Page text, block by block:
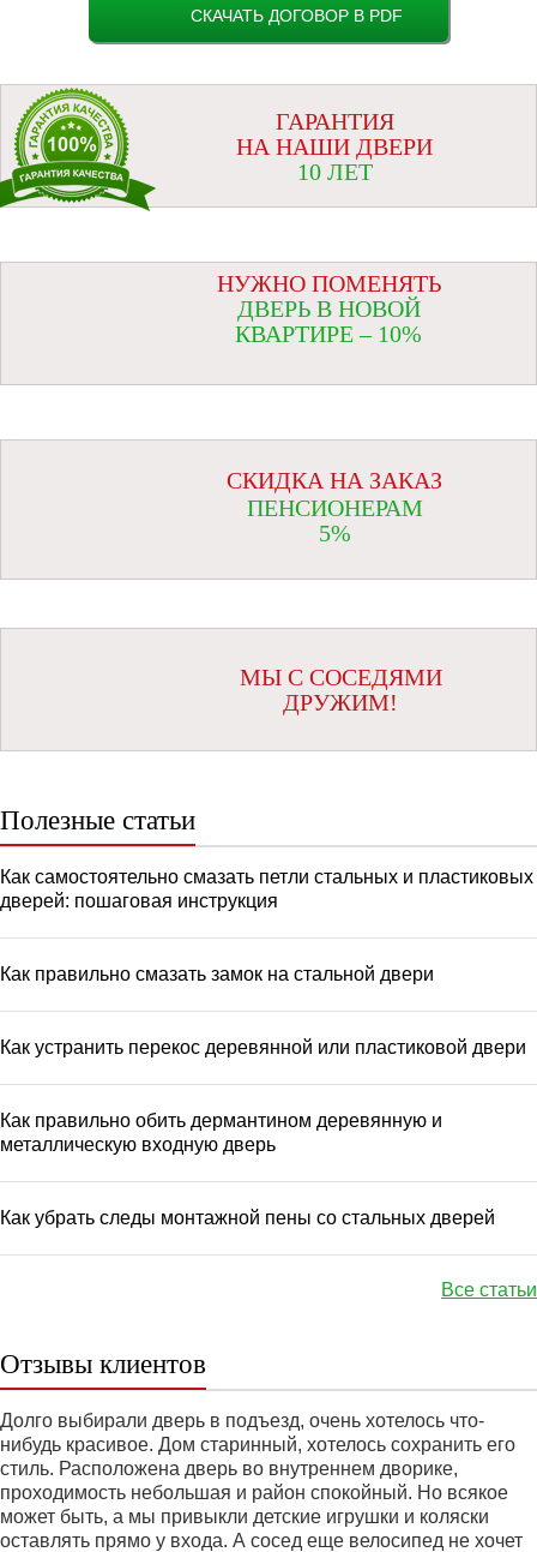
СКАЧАТЬ ДОГОВОР В PDF
ГАРАНТИЯ
НА НАШИ ДВЕРИ
10 ЛЕТ
НУЖНО ПОМЕНЯТЬ
ДВЕРЬ В НОВОЙ
КВАРТИРЕ – 10%
СКИДКА НА ЗАКАЗ
ПЕНСИОНЕРАМ
5%
МЫ С СОСЕДЯМИ
ДРУЖИМ!
Полезные статьи
Как самостоятельно смазать петли стальных и пластиковых
дверей: пошаговая инструкция
Как правильно смазать замок на стальной двери
Как устранить перекос деревянной или пластиковой двери
Как правильно обить дермантином деревянную и
металлическую входную дверь
Как убрать следы монтажной пены со стальных дверей
Все статьи
Отзывы клиентов
Долго выбирали дверь в подъезд, очень хотелось что-
нибудь красивое. Дом старинный, хотелось сохранить его
стиль. Расположена дверь во внутреннем дворике,
проходимость небольшая и район спокойный. Но всякое
может быть, а мы привыкли детские игрушки и коляски
оставлять прямо у входа. А сосед еще велосипед не хочет